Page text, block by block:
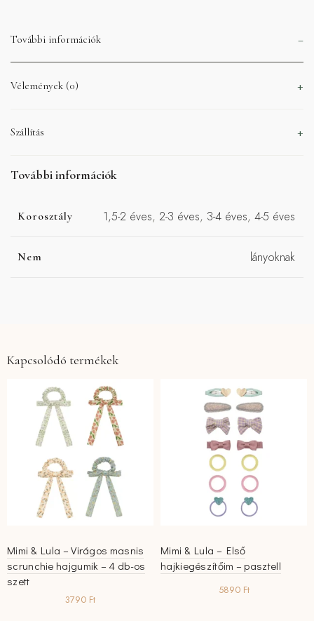
További információk
Vélemények (0)
Szállítás
További információk
Korosztály 1,5-2 éves, 2-3 éves, 3-4 éves, 4-5 éves
Nem lányoknak
Kapcsolódó termékek
Mimi & Lula – Virágos masnis
scrunchie hajgumik – 4 db-os
szett
3790 Ft
Mimi & Lula – Első
hajkiegészítőim – pasztell
5890 Ft